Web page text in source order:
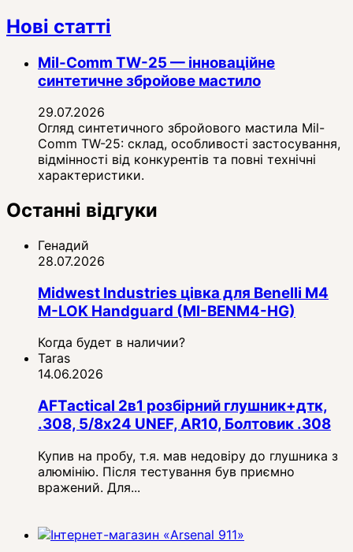
Нові статті
Mil-Comm TW-25 — інноваційне
синтетичне збройове мастило
29.07.2026
Огляд синтетичного збройового мастила Mil-
Comm TW-25: склад, особливості застосування,
відмінності від конкурентів та повні технічні
характеристики.
Останні відгуки
Генадий
28.07.2026
Midwest Industries цівка для Benelli M4
M-LOK Handguard (MI-BENM4-HG)
Когда будет в наличии?
Taras
14.06.2026
AFTactical 2в1 розбірний глушник+дтк,
.308, 5/8x24 UNEF, AR10, Болтовик .308
Купив на пробу, т.я. мав недовіру до глушника з
алюмінію. Після тестування був приємно
вражений. Для...